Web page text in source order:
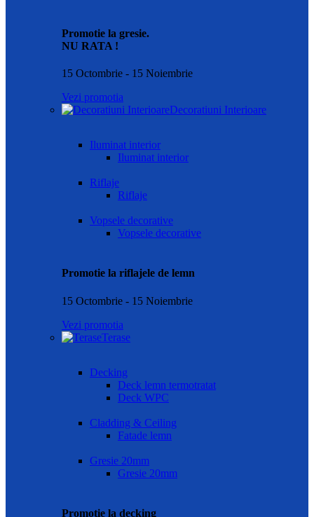
Promotie la gresie.
NU RATA !
15 Octombrie - 15 Noiembrie
Vezi promotia
Decoratiuni Interioare
Iluminat interior
Iluminat interior
Riflaje
Riflaje
Vopsele decorative
Vopsele decorative
Promotie la riflajele de lemn
15 Octombrie - 15 Noiembrie
Vezi promotia
Terase
Decking
Deck lemn termotratat
Deck WPC
Cladding & Ceiling
Fatade lemn
Gresie 20mm
Gresie 20mm
Promotie la decking